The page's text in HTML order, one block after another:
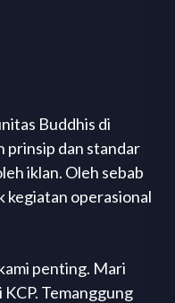
Buddhis di
prinsip dan standar
iklan. Oleh sebab
kegiatan operasional
penting. Mari
Temanggung